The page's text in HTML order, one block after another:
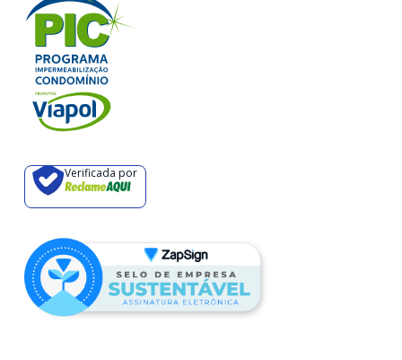
Verificada por